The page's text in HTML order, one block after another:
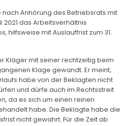
Anhörung des Betriebsrats mit
2021 das Arbeitsverhältnis
hilfsweise mit Auslauffrist zum 31.
Kläger mit seiner rechtzeitig beim
Klage gewandt. Er meint,
habe von der Beklagten nicht
und dürfe auch im Rechtsstreit
da es sich um einen reinen
habe. Die Beklagte habe die
nicht gewahrt. Für die Zeit ab